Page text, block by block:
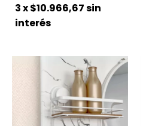
3x$10.966,67sin
interés